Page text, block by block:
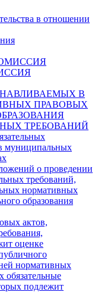
в отношении
В
ПРАВОВЫХ
ТРЕБОВАНИЙ
муниципальных
о проведении
требований,
нормативных
образования
актов,
оценке
нормативных
обязательные
подлежит